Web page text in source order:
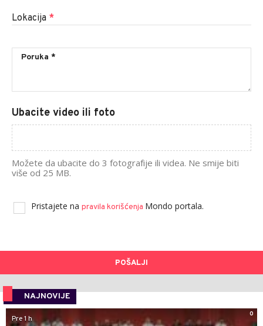
Lokacija *
Ubacite video ili foto
Možete da ubacite do 3 fotografije ili videa. Ne smije biti
više od 25 MB.
Pristajete na pravila korišćenja Mondo portala.
POŠALJI
NAJNOVIJE
0
Pre 1 h